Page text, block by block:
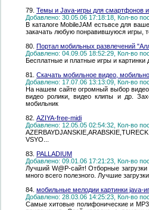
79. Темы и Java-игры для смартфонов
Добавлено: 30.05.06 17:18:18, Кол-во
В каталоге MobileJAM естьвсе для
закачать любую понравившуюся игры,
80. Портал мобильных развлечений
Добавлено: 04.09.05 18:52:29, Кол-во
Бесплатные и платные игры и
81. Скачать мобильное видео,
Добавлено: 17.07.06 13:13:09, Кол-во
На нашем сайте огромный выбор
видео ролики, видео клипы и др.
мобильник
82. AZIYA-free-midi
Добавлено: 12.05.05 02:54:32, Кол-во
VSYO...
83. PALLADIUM
Добавлено: 09.01.06 17:21:23, Кол-во
Лучший W@P-сайт! Отборные
много всего полезного. Лучшие
84. мобильные мелодии картинки
Добавлено: 28.03.06 14:25:23, Кол-во
Самые хитовые полифонические и